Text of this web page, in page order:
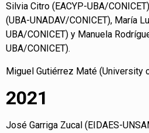
Silvia Citro (EACYP-UBA/
(UBA-UNADAV/CONICET), María
UBA/CONICET) y Manuela
UBA/CONICET).
Miguel Gutiérrez Maté (University
2021
José Garriga Zucal (EIDAES-